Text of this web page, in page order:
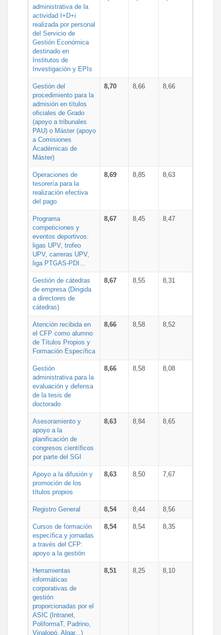
administrativa de la
actividad I+D+i
realizada por personal
del Servicio de
Gestión Económica
destinado en
Institutos de
Investigación y EPIs
Gestión del
procedimiento para la
admisión en títulos
oficiales de Grado
(apoyo a tribunales
PAU) o Máster (apoyo
a Comisiones
Académicas de
Máster)
8,70 8,66 8,66
Operaciones de
tesorería para la
realización efectiva
del pago
8,69 8,85 8,63
Programa
competiciones y
eventos deportivos:
ligas UPV, trofeo
UPV, carreras UPV,
liga PTGAS-PDI...
8,67 8,45 8,47
Gestión de cátedras
de empresa (Dirigida
a directores de
cátedras)
8,67 8,55 8,31
Atención recibida en
el CFP como alumno
de Títulos Propios y
Formación Específica
8,66 8,58 8,52
Gestión
administrativa para la
evaluación y defensa
de la tesis de
doctorado
8,66 8,58 8,08
Asesoramiento y
apoyo a la
planificación de
congresos científicos
por parte del SGI
8,63 8,84 8,65
Apoyo a la difusión y
promoción de los
títulos propios
8,63 8,50 7,67
Registro General 8,54 8,44 8,56
Cursos de formación
específica y jornadas
a través del CFP:
apoyo a la gestión
8,54 8,54 8,35
Herramientas
informáticas
corporativas de
gestión
proporcionadas por el
ASIC (Intranet,
PoliformaT, Padrino,
Vinalopó, Algar...)
8,51 8,25 8,10